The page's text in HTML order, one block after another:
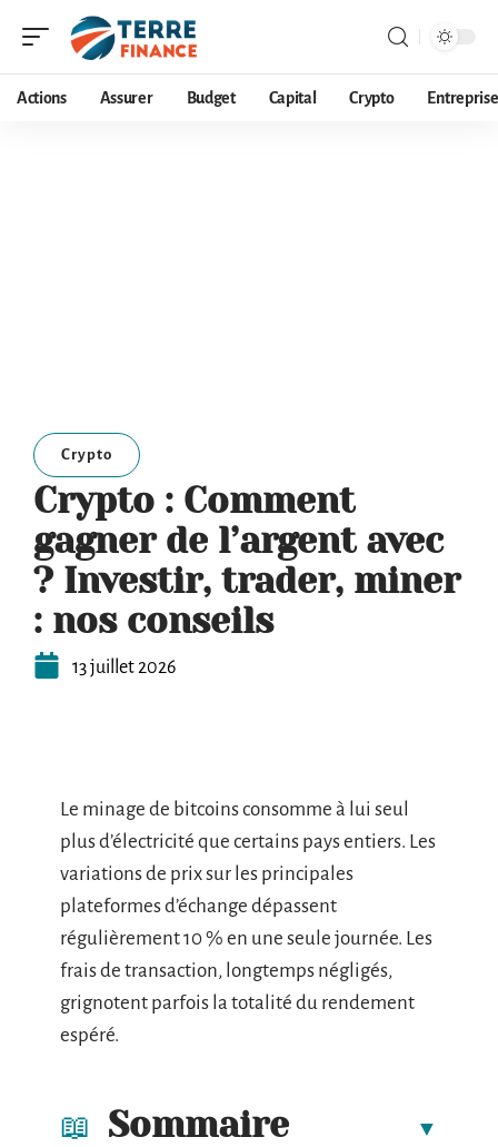
Actions Assurer Budget Capital Crypto Entreprise
Crypto
Crypto : Comment
gagner de l’argent avec
? Investir, trader, miner
: nos conseils
13 juillet 2026
Le minage de bitcoins consomme à lui seul
plus d’électricité que certains pays entiers. Les
variations de prix sur les principales
plateformes d’échange dépassent
régulièrement 10 % en une seule journée. Les
frais de transaction, longtemps négligés,
grignotent parfois la totalité du rendement
espéré.
Sommaire